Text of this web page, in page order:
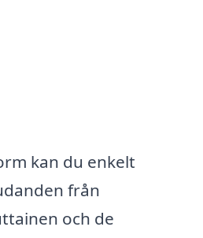
kan du enkelt
från
och de